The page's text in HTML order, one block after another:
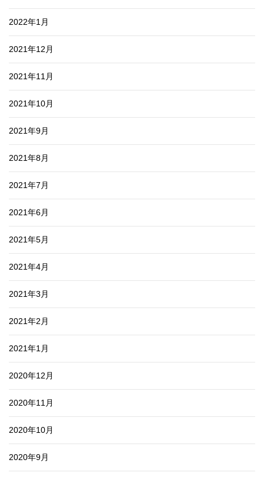
2022年1月
2021年12月
2021年11月
2021年10月
2021年9月
2021年8月
2021年7月
2021年6月
2021年5月
2021年4月
2021年3月
2021年2月
2021年1月
2020年12月
2020年11月
2020年10月
2020年9月